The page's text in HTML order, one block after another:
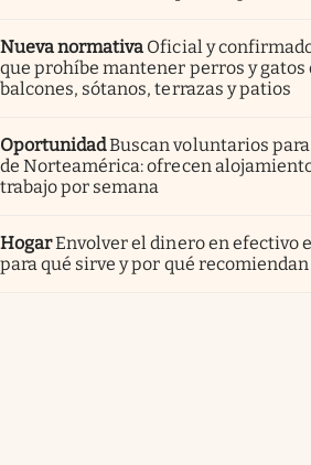
Nueva normativa Oficial y
que prohíbe mantener perros y
balcones, sótanos, terrazas y patios
OportunidadBuscan voluntarios
de Norteamérica: ofrecen
trabajo por semana
HogarEnvolver el dinero en efectivo
para qué sirve y por qué